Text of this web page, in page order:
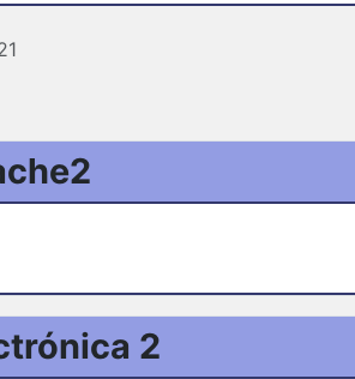
2